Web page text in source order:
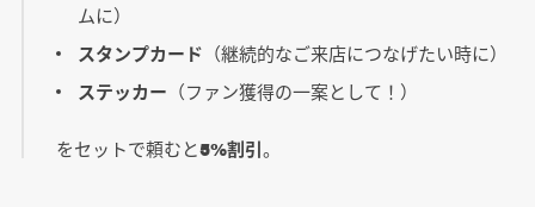
ムに）
スタンプカード （継続的なご来店につなげたい時に）
ステッカー （ファン獲得の一案として！）
をセットで頼むと5%割引。